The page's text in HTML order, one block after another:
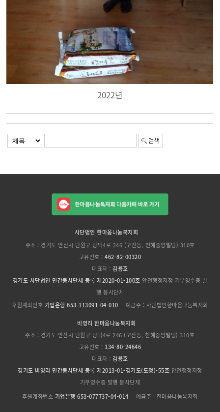
2022년
사단법인 한마음나눔복지회
주소 : 경기도 안산시 단원구 광덕4로 246 (고잔동, 천혜중앙빌딩) 310호
고유번호 :462-82-00320
대표자 : 김용호
경기도 사단법인 민간봉사단체 등록 제2020-01-100호 안전행정지정 기부영수증 발
행 봉사단체
후원계좌번호 기업은행 653-113091-04-010 예금주 : 사단법인한마음나눔복지회
비영리 한마음나눔복지회
주소 : 경기도 안산시 단원구 광덕4로 246 (고잔동, 천혜중앙빌딩) 310호
고유번호 : 134-80-24646
대표자 : 김용호
경기도 비영리 민간봉사단체 등록 제2013-01-경기도(도청)-55호 안전행정지정
기부영수증 발행 봉사단체
후원계좌번호 기업은행 653-077737-04-014 예금주 : 한마음나눔복지회